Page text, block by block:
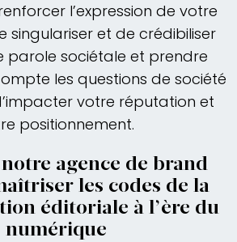
l’expression de votre
singulariser et de crédibiliser
parole sociétale et prendre
les questions de société
votre réputation et
positionnement.
notre agence de brand
les codes de la
éditoriale à l’ère du
numérique